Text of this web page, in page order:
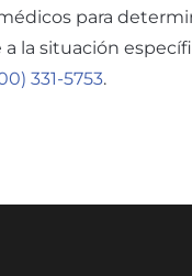
para
la situación
331-5753.